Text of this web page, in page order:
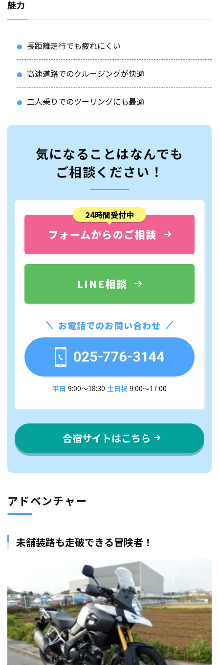
魅力
長距離走行でも疲れにくい
高速道路でのクルージングが快適
二人乗りでのツーリングにも最適
気になることはなんでも
ご相談ください！
24時間受付中
フォームからのご相談
LINE相談
お電話でのお問い合わせ
平日 9:00〜18:30 土日祝 9:00〜17:00
合宿サイトはこちら
アドベンチャー
未舗装路も走破できる冒険者！